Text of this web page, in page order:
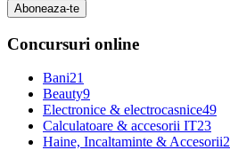
Aboneaza-te
Concursuri online
Bani21
Beauty9
Electronice & electrocasnice49
Calculatoare & accesorii IT23
Haine, Incaltaminte & Accesorii